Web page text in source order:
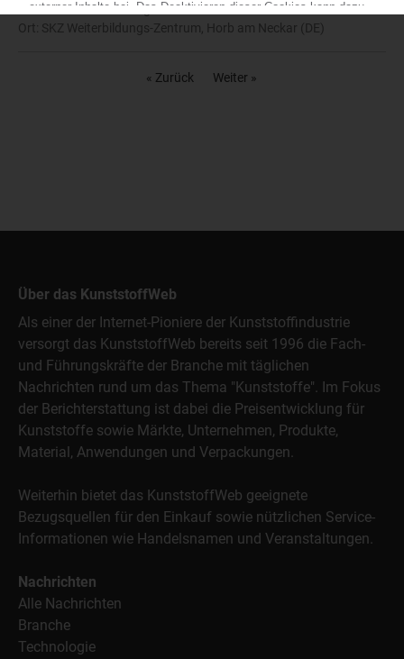
Veranstalter: SKZ KFE gGmbH
Ort: SKZ Weiterbildungs-Zentrum, Horb am Neckar (DE)
« Zurück Weiter »
Über das KunststoffWeb
Als einer der Internet-Pioniere der Kunststoffindustrie
versorgt das KunststoffWeb bereits seit 1996 die Fach-
und Führungskräfte der Branche mit täglichen
Nachrichten rund um das Thema "Kunststoffe". Im Fokus
der Berichterstattung ist dabei die Preisentwicklung für
Kunststoffe sowie Märkte, Unternehmen, Produkte,
Material, Anwendungen und Verpackungen.
Weiterhin bietet das KunststoffWeb geeignete
Bezugsquellen für den Einkauf sowie nützlichen Service-
Informationen wie Handelsnamen und Veranstaltungen.
Nachrichten
Alle Nachrichten
Branche
Technologie